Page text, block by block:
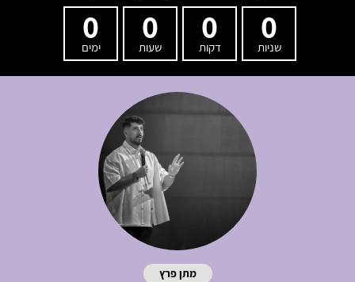
0
שניות
0
דקות
0
שעות
0
ימים
מתן פרץ